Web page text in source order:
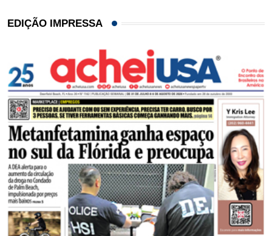
EDIÇÃO IMPRESSA